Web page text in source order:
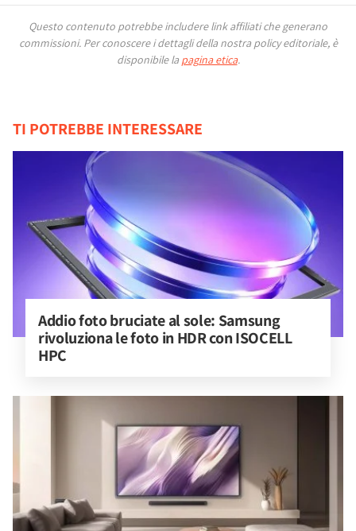
Questo contenuto potrebbe includere link affiliati che generano
commissioni. Per conoscere i dettagli della nostra policy editoriale, è
disponibile la pagina etica.
TI POTREBBE INTERESSARE
Addio foto bruciate al sole: Samsung
rivoluziona le foto in HDR con ISOCELL
HPC